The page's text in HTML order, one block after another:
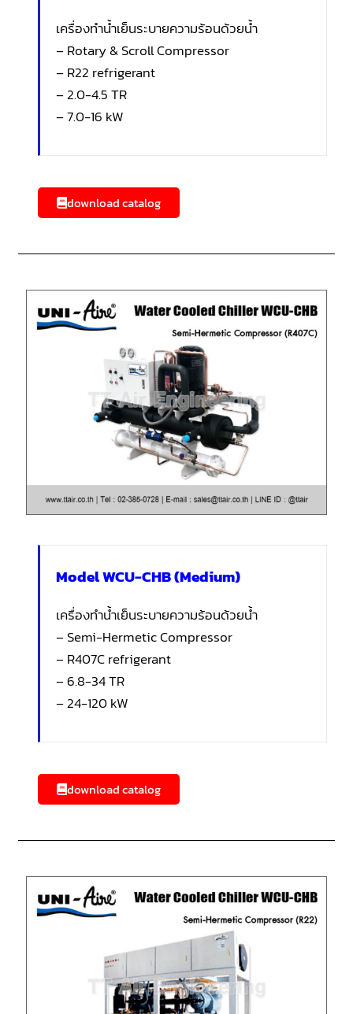
เครื่องทำน้ำเย็นระบายความร้อนด้วยน้ำ
– Rotary & Scroll Compressor
– R22 refrigerant
– 2.0-4.5 TR
– 7.0-16 kW
download catalog
Model WCU-CHB (Medium)
เครื่องทำน้ำเย็นระบายความร้อนด้วยน้ำ
– Semi-Hermetic Compressor
– R407C refrigerant
– 6.8-34 TR
– 24-120 kW
download catalog